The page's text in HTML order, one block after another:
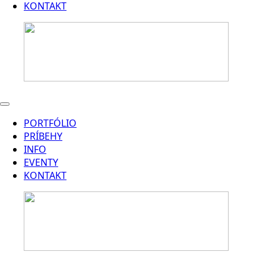
KONTAKT
PORTFÓLIO
PRÍBEHY
INFO
EVENTY
KONTAKT